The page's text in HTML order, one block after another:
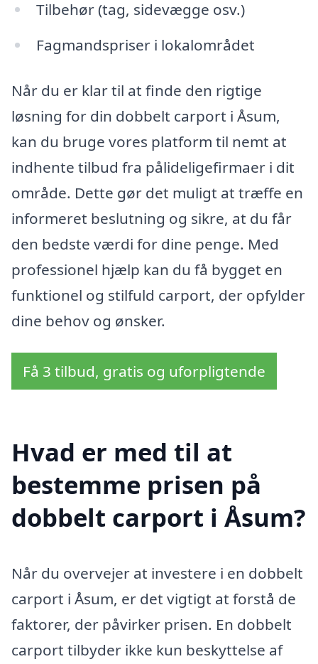
Tilbehør (tag, sidevægge osv.)
Fagmandspriser i lokalområdet
Når du er klar til at finde den rigtige
løsning for din dobbelt carport i Åsum,
kan du bruge vores platform til nemt at
indhente tilbud fra pålideligefirmaer i dit
område. Dette gør det muligt at træffe en
informeret beslutning og sikre, at du får
den bedste værdi for dine penge. Med
professionel hjælp kan du få bygget en
funktionel og stilfuld carport, der opfylder
dine behov og ønsker.
Få 3 tilbud, gratis og uforpligtende
Hvad er med til at
bestemme prisen på
dobbelt carport i Åsum?
Når du overvejer at investere i en dobbelt
carport i Åsum, er det vigtigt at forstå de
faktorer, der påvirker prisen. En dobbelt
carport tilbyder ikke kun beskyttelse af